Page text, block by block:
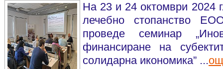
На 23 и 24 октомври 2024
лечебно стопанство
проведе семинар
финансиране на
солидарна икономика” ...